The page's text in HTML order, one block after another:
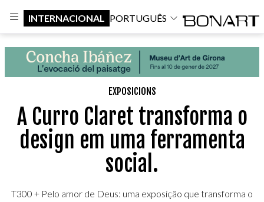
INTERNACIONAL PORTUGUÊS
EXPOSICIONS
A Curro Claret transforma o
design em uma ferramenta
social.
T300 + Pelo amor de Deus: uma exposição que transforma o